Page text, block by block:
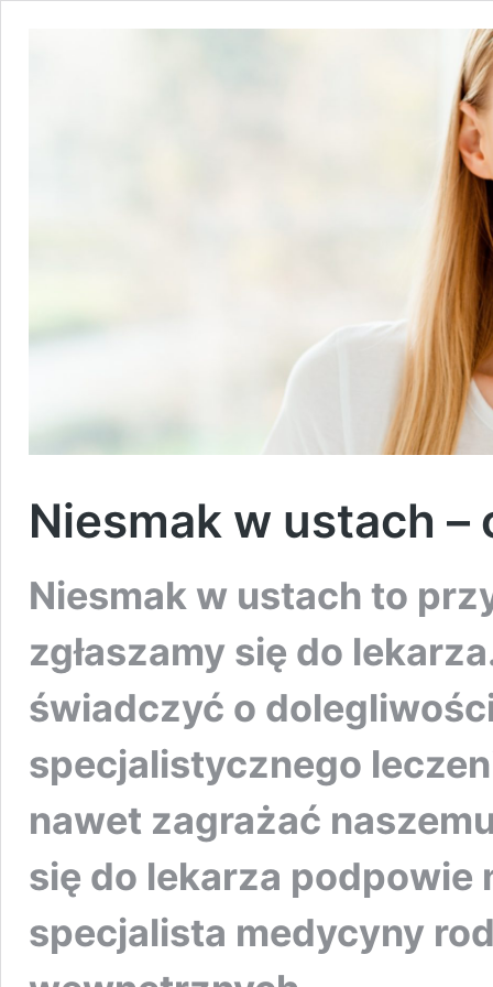
Niesmak w ustach
Niesmak w ustach to
zgłaszamy się do
świadczyć o
specjalistycznego
nawet zagrażać
się do lekarza podpowie
specjalista medycyny